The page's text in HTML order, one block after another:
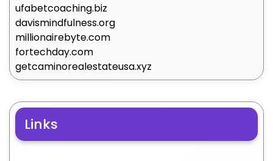
ufabetcoaching.biz
davismindfulness.org
millionairebyte.com
fortechday.com
getcaminorealestateusa.xyz
Links